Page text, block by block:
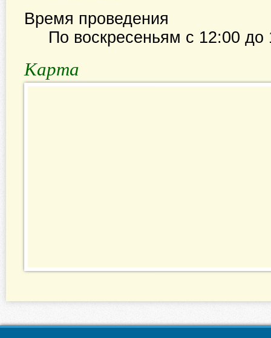
Время проведения
По воскресеньям с 12:00 до
Карта